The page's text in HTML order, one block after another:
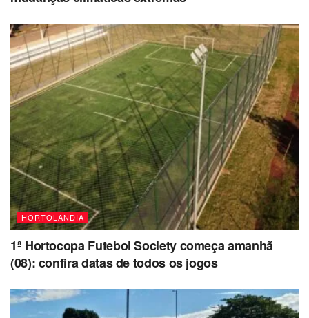
HORTOLÂNDIA
1ª Hortocopa Futebol Society começa amanhã
(08): confira datas de todos os jogos